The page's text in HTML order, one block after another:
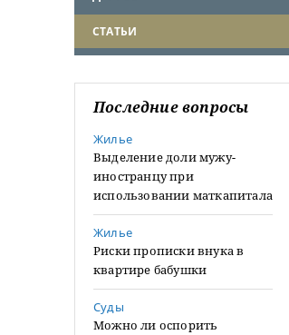
СТАТЬИ
Последние вопросы
Жилье
Выделение доли мужу-
иностранцу при
использовании маткапитала
Жилье
Риски прописки внука в
квартире бабушки
Суды
Можно ли оспорить